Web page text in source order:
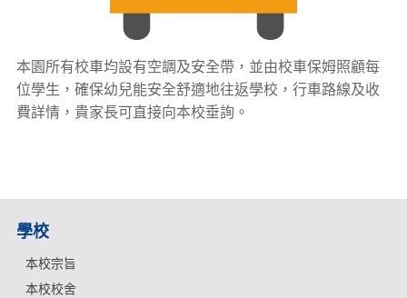
本園所有校車均設有空調及安全帶，並由校車保姆照顧每
位學生，確保幼兒能安全舒適地往返學校，行車路線及收
費詳情，貴家長可直接向本校垂詢。
學校
本校宗旨
本校校舍